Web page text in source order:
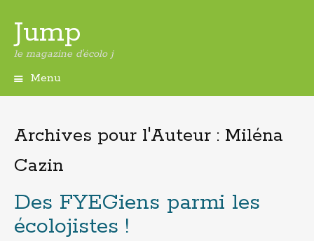
Jump
le magazine d'écolo j
Menu
principal
Archives pour l'Auteur : Miléna
Cazin
Des FYEGiens parmi les
écolojistes !